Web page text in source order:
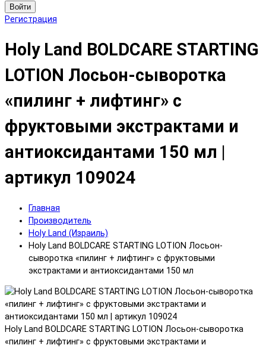
Войти
Регистрация
Holy Land BOLDCARE STARTING
LOTION Лосьон-сыворотка
«пилинг + лифтинг» с
фруктовыми экстрактами и
антиоксидантами 150 мл |
артикул 109024
Главная
Производитель
Holy Land (Израиль)
Holy Land BOLDCARE STARTING LOTION Лосьон-
сыворотка «пилинг + лифтинг» с фруктовыми
экстрактами и антиоксидантами 150 мл
Holy Land BOLDCARE STARTING LOTION Лосьон-сыворотка
«пилинг + лифтинг» с фруктовыми экстрактами и